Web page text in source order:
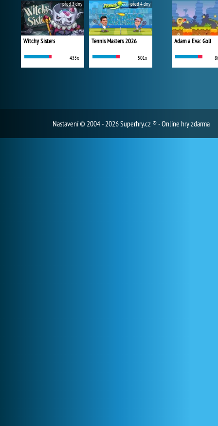
Witchy Sisters
435x
před 3 dny
Tennis Masters 2026
501x
před 4 dny
Adam a Eva: Golf
Nastavení© 2004 - 2026 Superhry.cz ® - Online hry zdarma